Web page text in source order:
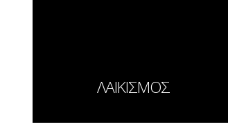
ΛΑΙΚΙΣΜΟΣ